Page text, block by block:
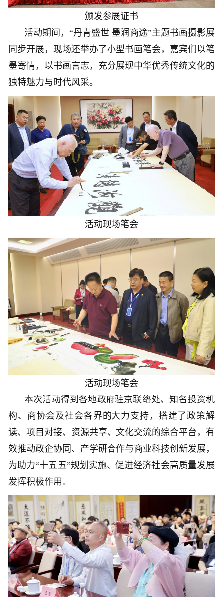
颁发参展证书
活动期间，“丹青盛世 墨润商途”主题书画摄影展
同步开展，现场还举办了小型书画笔会，嘉宾们以笔
墨寄情，以书画言志，充分展现中华优秀传统文化的
独特魅力与时代风采。
活动现场笔会
活动现场笔会
本次活动得到各地政府驻京联络处、知名投资机
构、商协会及社会各界的大力支持，搭建了政策解
读、项目对接、资源共享、文化交流的综合平台，有
效推动政企协同、产学研合作与商业科技创新发展，
为助力“十五五”规划实施、促进经济社会高质量发展
发挥积极作用。